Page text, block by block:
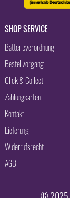
SHOP SERVICE
Batterieverordnung
Bestellvorgang
Click & Collect
Zahlungsarten
Kontakt
Lieferung
Widerrufsrecht
AGB